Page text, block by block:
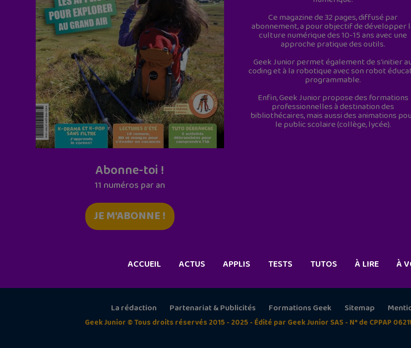
Abonne-toi !
11 numéros par an
JE M'ABONNE !
Ce magazine de 32 pages, diffusé par
abonnement, a pour objectif de développer
culture numérique des 10-15 ans avec une
approche pratique des outils.
Geek Junior permet également de s'initier
coding et à la robotique avec son robot
programmable.
Enfin, Geek Junior propose des formations
professionnelles à destination des
bibliothécaires, mais aussi des animations
le public scolaire (collège, lycée).
ACCUEIL ACTUS APPLIS TESTS TUTOS À LIRE À
La rédaction Partenariat & Publicités Formations Geek Sitemap
Geek Junior © Tous droits réservés 2015 - 2025 - Édité par Geek Junior SAS - N° de CPPAP